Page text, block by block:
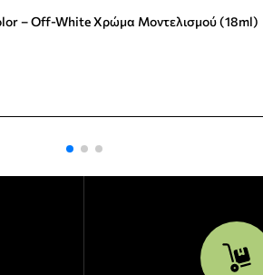
– Off-White Χρώμα Μοντελισμού (18ml)